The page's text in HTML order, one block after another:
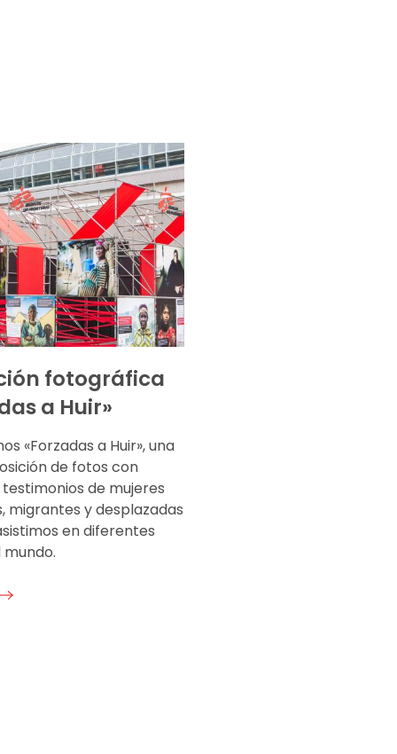
fotográfica
a Huir»
«Forzadas a Huir», una
de fotos con
de mujeres
migrantes y desplazadas
en diferentes